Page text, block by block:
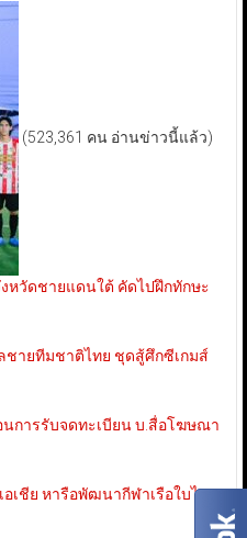
(523,361 คน อ่านข่าวนี้แล้ว)
หวัดชายแดนใต้ คัดไปฝึกทักษะ
ชายทีมชาติไทย ชุดสู้ศึกซีเกมส์
อนการรับจดทะเบียน บ.สื่อโฆษณา
อเชีย หารือพัฒนากีฬาเรือใบไทย-